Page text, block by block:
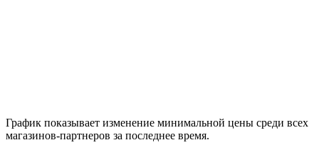
График показывает изменение минимальной цены среди всех
магазинов-партнеров за последнее время.